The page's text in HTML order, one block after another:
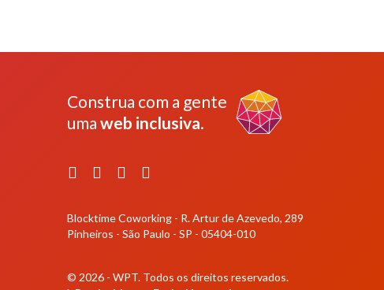
Construa com a gente
uma web inclusiva.
Facebook
Instagram
YouTube
Blocktime Coworking - R. Artur de Azevedo, 289
Pinheiros - São Paulo - SP - 05404-010
© 2026 - WPT. Todos os direitos reservados.